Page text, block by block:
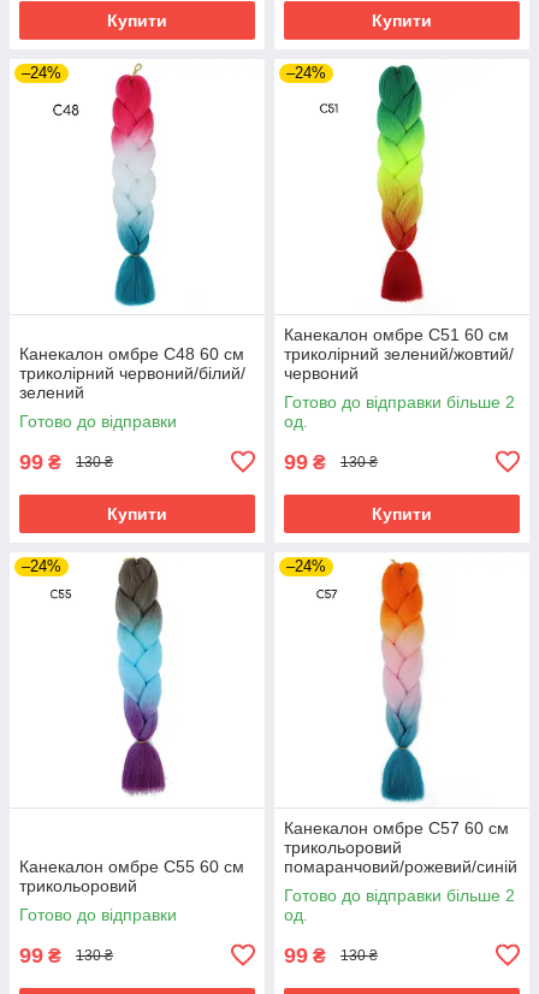
Купити Купити
–24%
Канекалон омбре C48 60 см
триколірний червоний/білий/
зелений
Готово до відправки
99 ₴ 130 ₴
Купити
–24%
Канекалон омбре C51 60 см
триколірний зелений/жовтий/
червоний
Готово до відправки більше 2
од.
99 ₴ 130 ₴
Купити
–24%
Канекалон омбре C55 60 см
трикольоровий
Готово до відправки
99 ₴ 130 ₴
–24%
Канекалон омбре C57 60 см
трикольоровий
помаранчовий/рожевий/синій
Готово до відправки більше 2
од.
99 ₴ 130 ₴